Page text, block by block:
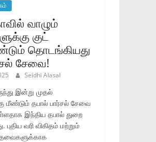
வாழும்
குட்
தொடங்கியது
சேவை!
Seidhi Alasal
இன்று முதல்
மீண்டும் தபால் பார்சல் சேவை
இந்திய தபால் துறை
புதிய வரி விகிதம் மற்றும்